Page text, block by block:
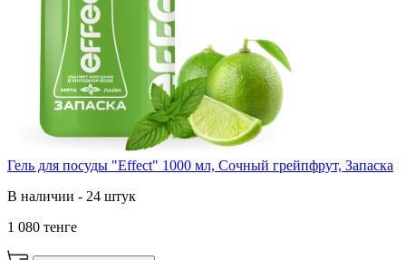
Гель для посуды "Effect" 1000 мл, Сочный грейпфрут, Запаска
В наличии - 24 штук
1 080 тенге